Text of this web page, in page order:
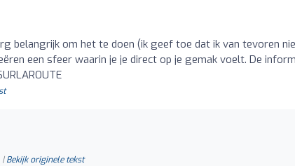
belangrijk om het te doen (ik geef toe dat ik van tevoren
een sfeer waarin je je direct op je gemak voelt. De
|Bekijk originele tekst